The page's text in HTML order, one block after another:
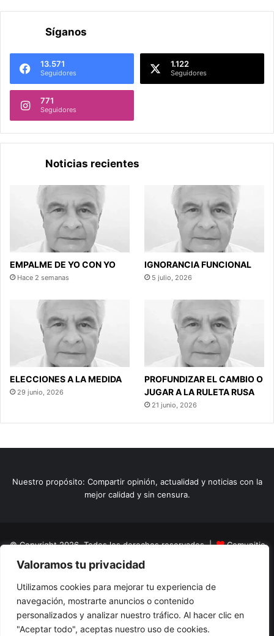
Valoramos tu privacidad
Utilizamos cookies para mejorar tu experiencia de
navegación, mostrarte anuncios o contenido
personalizados y analizar nuestro tráfico. Al hacer clic en
"Aceptar todo", aceptas nuestro uso de cookies.
Síganos
13.571
Seguidores
1.122
Seguidores
771
Seguidores
Noticias recientes
EMPALME DE YO CON YO
Hace 2 semanas
IGNORANCIA FUNCIONAL
5 julio, 2026
ELECCIONES A LA MEDIDA
29 junio, 2026
PROFUNDIZAR EL CAMBIO O
JUGAR A LA RULETA RUSA
21 junio, 2026
Nuestro propósito: Compartir opinión, actualidad y noticias con la
mejor calidad y sin censura.
© Copyright 2026, Todos los derechos reservados |
Comunitic
SAS BICNit 901228106
Home
Actualidad Variedades Opinion Turismo
El Tinteadero
Caricaturas Reportajes
FacebookYouTubeInstagram